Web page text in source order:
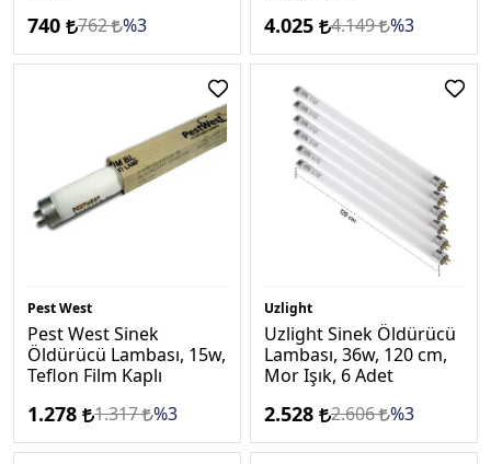
740 762 %3 4.025 4.149 %3
Pest West
Pest West Sinek
Öldürücü Lambası, 15w,
Teflon Film Kaplı
1.278 1.317 %3
Uzlight
Uzlight Sinek Öldürücü
Lambası, 36w, 120 cm,
Mor Işık, 6 Adet
2.528 2.606 %3